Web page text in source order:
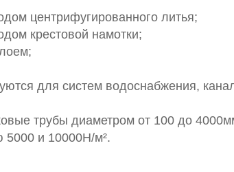
центрифугированного литья;
крестовой намотки;
для систем водоснабжения,
трубы диаметром от 100 до
5000 и 10000Н/м².